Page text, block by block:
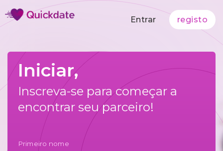
Entrar registo
Iniciar,
Inscreva-se para começar a
encontrar seu parceiro!
Primeiro nome